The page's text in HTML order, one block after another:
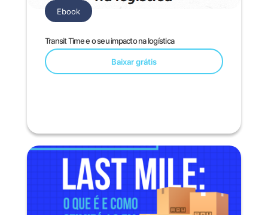
Transit Time e o seu impacto na logística
Baixar grátis
Ebook